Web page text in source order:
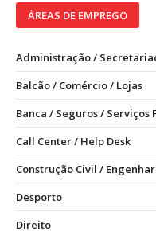
ÁREAS DE EMPREGO
Administração /
Balcão / Comércio / Lojas
Banca / Seguros / Serviços
Call Center / Help Desk
Construção Civil /
Desporto
Direito